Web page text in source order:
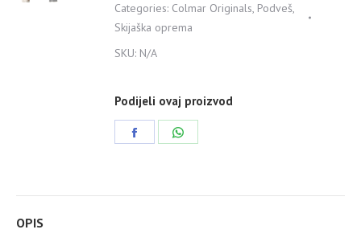
crni
Categories: Colmar Originals, Podveš,
Skijaška oprema
SKU: N/A
Podijeli ovaj proizvod
OPIS